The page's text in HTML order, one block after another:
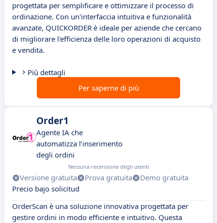
progettata per semplificare e ottimizzare il processo di
ordinazione. Con un'interfaccia intuitiva e funzionalità
avanzate, QUICKORDER è ideale per aziende che cercano
di migliorare l'efficienza delle loro operazioni di acquisto
e vendita.
Più dettagli
Per saperne di più
Order1
Agente IA che
automatizza l’inserimento
degli ordini
Nessuna recensione degli utenti
Versione gratuita Prova gratuita
Demo gratuita
Precio bajo solicitud
OrderScan è una soluzione innovativa progettata per
gestire ordini in modo efficiente e intuitivo. Questa